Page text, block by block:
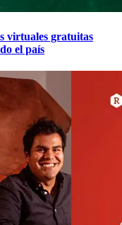
virtuales gratuitas
el país